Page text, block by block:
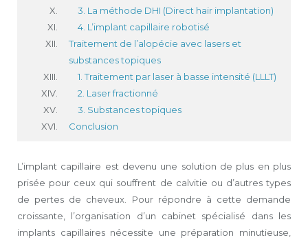
3. La méthode DHI (Direct hair implantation)
4. L’implant capillaire robotisé
Traitement de l’alopécie avec lasers et
substances topiques
1. Traitement par laser à basse intensité (LLLT)
2. Laser fractionné
3. Substances topiques
Conclusion
L’implant capillaire est devenu une solution de plus en plus
prisée pour ceux qui souffrent de calvitie ou d’autres types
de pertes de cheveux. Pour répondre à cette demande
croissante, l’organisation d’un cabinet spécialisé dans les
implants capillaires nécessite une préparation minutieuse,